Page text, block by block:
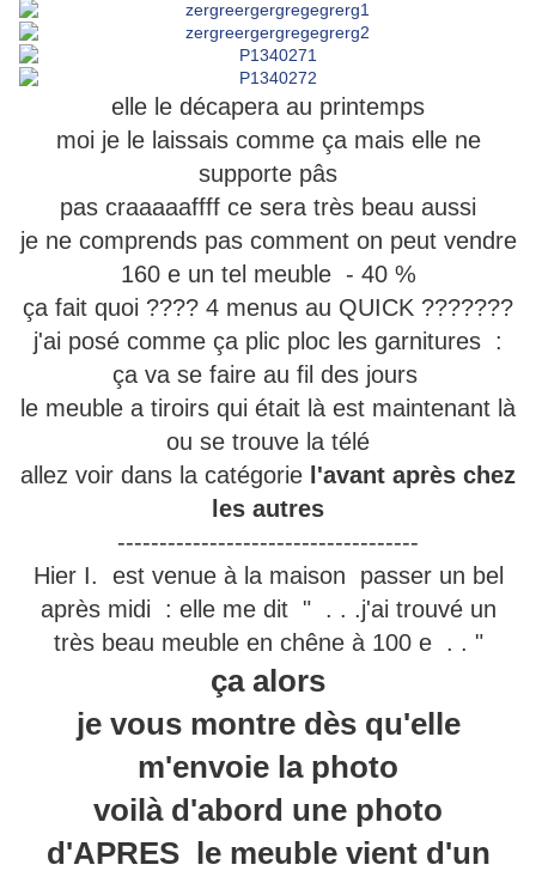
elle le décapera au printemps
moi je le laissais comme ça mais elle ne
supporte pâs
pas craaaaaffff ce sera très beau aussi
je ne comprends pas comment on peut vendre
160 e un tel meuble - 40 %
ça fait quoi ???? 4 menus au QUICK ???????
j'ai posé comme ça plic ploc les garnitures :
ça va se faire au fil des jours
le meuble a tiroirs qui était là est maintenant là
ou se trouve la télé
allez voir dans la catégorie l'avant après chez
les autres
------------------------------------
Hier I. est venue à la maison passer un bel
après midi : elle me dit " . . .j'ai trouvé un
très beau meuble en chêne à 100 e . . "
ça alors
je vous montre dès qu'elle
m'envoie la photo
voilà d'abord une photo
d'APRES le meuble vient d'un